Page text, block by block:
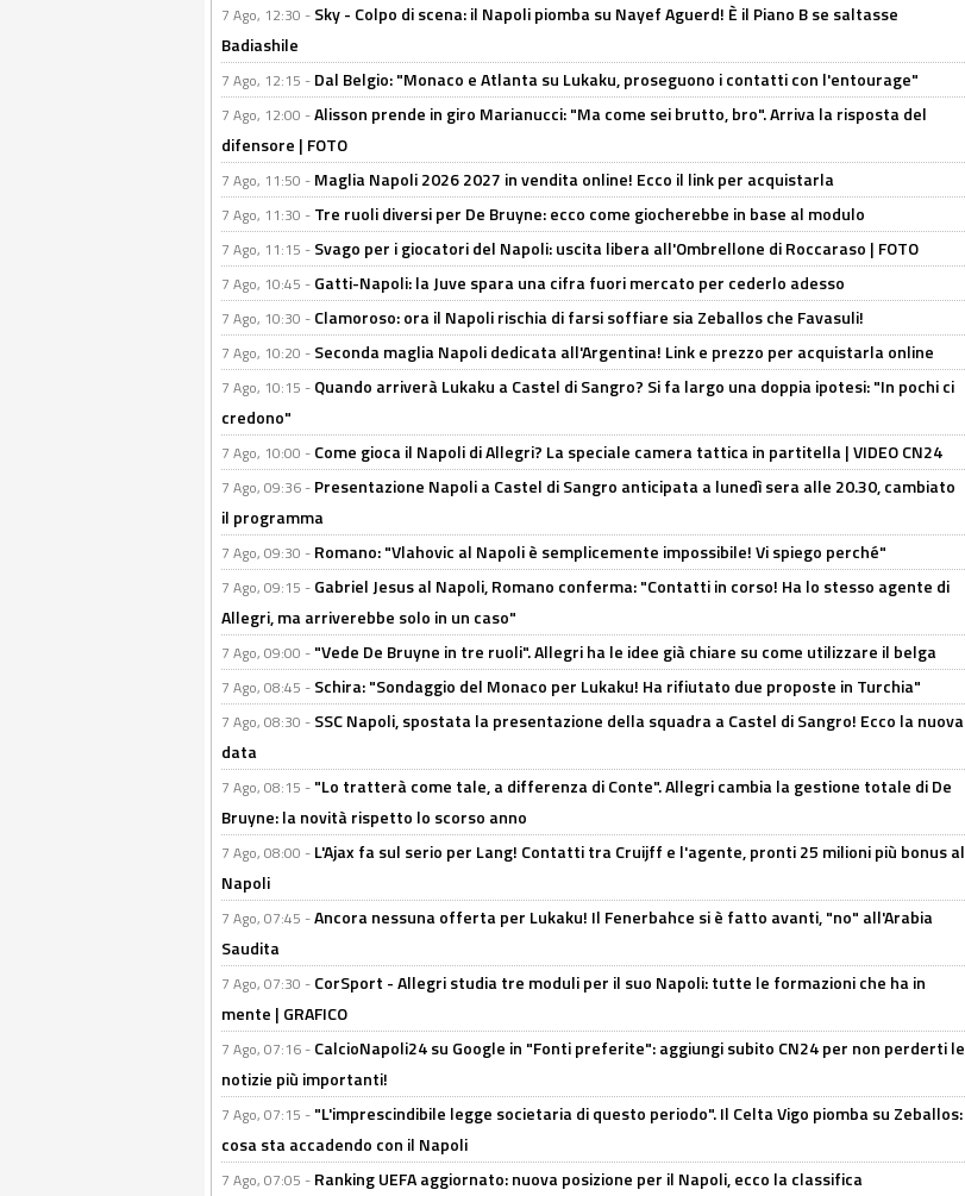
7 Ago, 12:30 - Sky - Colpo di scena: il Napoli piomba su Nayef Aguerd! È il Piano B se saltasse
Badiashile
7 Ago, 12:15 - Dal Belgio: "Monaco e Atlanta su Lukaku, proseguono i contatti con l'entourage"
7 Ago, 12:00 -Alisson prende in giro Marianucci: "Ma come sei brutto, bro". Arriva la risposta del
difensore | FOTO
7 Ago, 11:50 - Maglia Napoli 2026 2027 in vendita online! Ecco il link per acquistarla
7 Ago, 11:30 - Tre ruoli diversi per De Bruyne: ecco come giocherebbe in base al modulo
7 Ago, 11:15 - Svago per i giocatori del Napoli: uscita libera all'Ombrellone di Roccaraso | FOTO
7 Ago, 10:45 - Gatti-Napoli: la Juve spara una cifra fuori mercato per cederlo adesso
7 Ago, 10:30 - Clamoroso: ora il Napoli rischia di farsi soffiare sia Zeballos che Favasuli!
7 Ago, 10:20 - Seconda maglia Napoli dedicata all'Argentina! Link e prezzo per acquistarla online
7 Ago, 10:15 - Quando arriverà Lukaku a Castel di Sangro? Si fa largo una doppia ipotesi: "In pochi ci
credono"
7 Ago, 10:00 - Come gioca il Napoli di Allegri? La speciale camera tattica in partitella | VIDEO CN24
7 Ago, 09:36 - Presentazione Napoli a Castel di Sangro anticipata a lunedì sera alle 20.30, cambiato
il programma
7 Ago, 09:30 - Romano: "Vlahovic al Napoli è semplicemente impossibile! Vi spiego perché"
7 Ago, 09:15 - Gabriel Jesus al Napoli, Romano conferma: "Contatti in corso! Ha lo stesso agente di
Allegri, ma arriverebbe solo in un caso"
7 Ago, 09:00 - "Vede De Bruyne in tre ruoli". Allegri ha le idee già chiare su come utilizzare il belga
7 Ago, 08:45 - Schira: "Sondaggio del Monaco per Lukaku! Ha rifiutato due proposte in Turchia"
7 Ago, 08:30 - SSC Napoli, spostata la presentazione della squadra a Castel di Sangro! Ecco la nuova
data
7 Ago, 08:15 - "Lo tratterà come tale, a differenza di Conte". Allegri cambia la gestione totale di De
Bruyne: la novità rispetto lo scorso anno
7 Ago, 08:00 - L'Ajax fa sul serio per Lang! Contatti tra Cruijff e l'agente, pronti 25 milioni più bonus al
Napoli
7 Ago, 07:45 -Ancora nessuna offerta per Lukaku! Il Fenerbahce si è fatto avanti, "no" all'Arabia
Saudita
7 Ago, 07:30 - CorSport - Allegri studia tre moduli per il suo Napoli: tutte le formazioni che ha in
mente | GRAFICO
7 Ago, 07:16 - CalcioNapoli24 su Google in "Fonti preferite": aggiungi subito CN24 per non perderti le
notizie più importanti!
7 Ago, 07:15 - "L'imprescindibile legge societaria di questo periodo". Il Celta Vigo piomba su Zeballos:
cosa sta accadendo con il Napoli
7 Ago, 07:05 - Ranking UEFA aggiornato: nuova posizione per il Napoli, ecco la classifica